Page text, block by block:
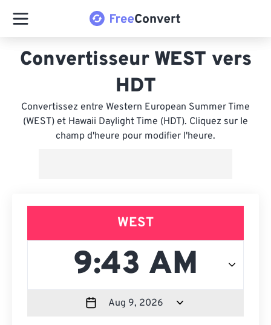
Convertisseur WEST vers
HDT
Convertissez entre Western European Summer Time
(WEST) et Hawaii Daylight Time (HDT). Cliquez sur le
champ d'heure pour modifier l'heure.
WEST